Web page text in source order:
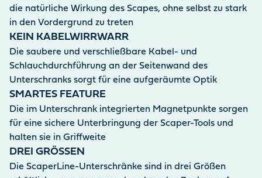
die natürliche Wirkung des Scapes, ohne selbst zu stark
in den Vordergrund zu treten
KEIN KABELWIRRWARR
Die saubere und verschließbare Kabel- und
Schlauchdurchführung an der Seitenwand des
Unterschranks sorgt für eine aufgeräumte Optik
SMARTES FEATURE
Die im Unterschrank integrierten Magnetpunkte sorgen
für eine sichere Unterbringung der Scaper-Tools und
halten sie in Griffweite
DREI GRÖSSEN
Die ScaperLine-Unterschränke sind in drei Größen